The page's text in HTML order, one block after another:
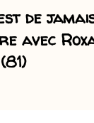
de
avec